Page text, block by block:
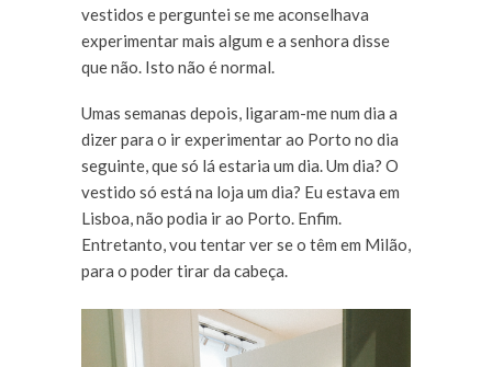
vestidos e perguntei se me aconselhava
experimentar mais algum e a senhora disse
que não. Isto não é normal.
Umas semanas depois, ligaram-me num dia a
dizer para o ir experimentar ao Porto no dia
seguinte, que só lá estaria um dia. Um dia? O
vestido só está na loja um dia? Eu estava em
Lisboa, não podia ir ao Porto. Enfim.
Entretanto, vou tentar ver se o têm em Milão,
para o poder tirar da cabeça.